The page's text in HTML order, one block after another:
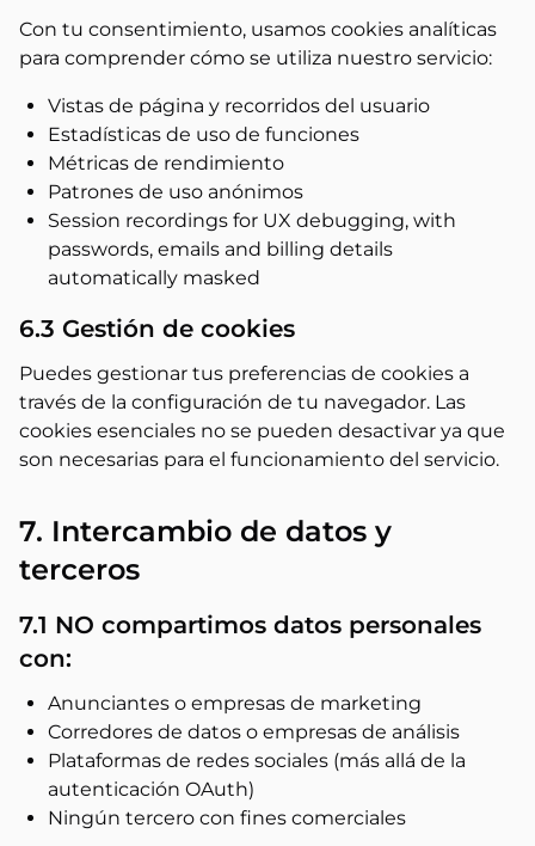
Con tu consentimiento, usamos cookies analíticas
para comprender cómo se utiliza nuestro servicio:
Vistas de página y recorridos del usuario
Estadísticas de uso de funciones
Métricas de rendimiento
Patrones de uso anónimos
Session recordings for UX debugging, with
passwords, emails and billing details
automatically masked
6.3 Gestión de cookies
Puedes gestionar tus preferencias de cookies a
través de la configuración de tu navegador. Las
cookies esenciales no se pueden desactivar ya que
son necesarias para el funcionamiento del servicio.
7. Intercambio de datos y
terceros
7.1 NO compartimos datos personales
con:
Anunciantes o empresas de marketing
Corredores de datos o empresas de análisis
Plataformas de redes sociales (más allá de la
autenticación OAuth)
Ningún tercero con fines comerciales